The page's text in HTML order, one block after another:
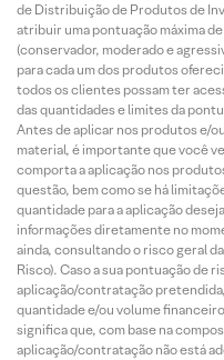
de Distribuição de Produtos de
atribuir uma pontuação máxima
(conservador, moderado e
para cada um dos produtos
todos os clientes possam ter
das quantidades e limites da
Antes de aplicar nos produtos e/
material, é importante que você
comporta a aplicação nos
questão, bem como se há
quantidade para a aplicação
informações diretamente no
ainda, consultando o risco geral
Risco). Caso a sua pontuação de
aplicação/contratação
quantidade e/ou volume
significa que, com base na
aplicação/contratação não está